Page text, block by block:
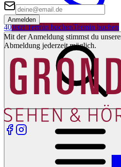
40Jetzt Termin buchenTermin buchen
Anmelden
Mit der Anmeldung stimmst du
Abmeldung jederzeit möglich.